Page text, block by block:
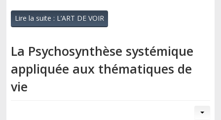
Lire la suite : L’ART DE VOIR
La Psychosynthèse systémique
appliquée aux thématiques de
vie